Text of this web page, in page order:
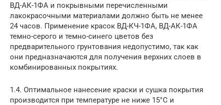
ВД-АК-1ФА и покрывными перечисленными
лакокрасочными материалами должно быть не менее
24 часов. Применение красок ВД-КЧ-1ФА, ВД-АК-1ФА
темно-серого и темно-синего цветов без
предварительного грунтования недопустимо, так как
они предназначаются для получения верхних слоев в
комбинированных покрытиях.
1.4. Оптимальное нанесение краски и сушка покрытия
производится при температуре не ниже 15°С и